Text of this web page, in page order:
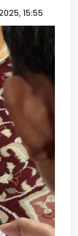
15:55